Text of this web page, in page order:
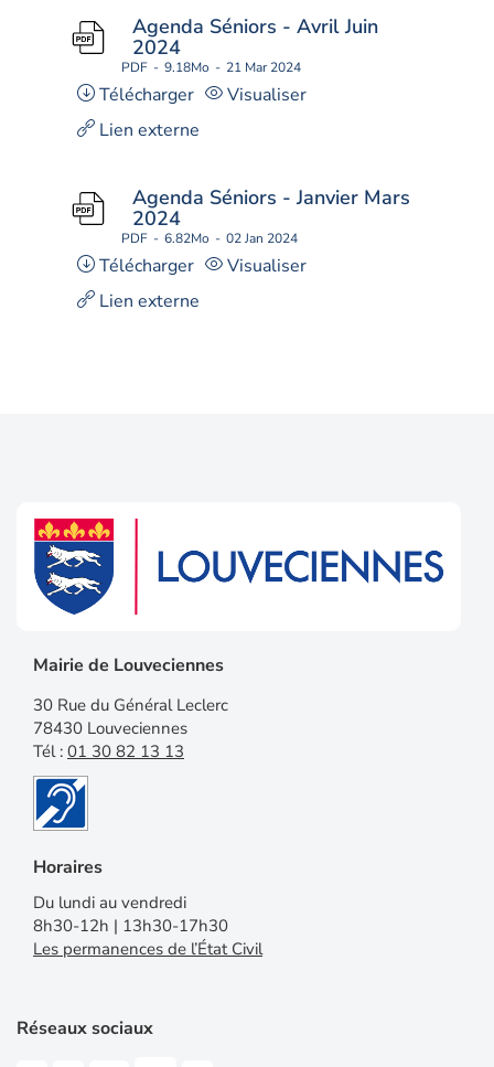
Agenda Séniors - Avril Juin
2024
PDF 9.18Mo 21 Mar 2024
Télécharger
Visualiser
Lien externe
Agenda Séniors - Janvier Mars
2024
PDF 6.82Mo 02 Jan 2024
Télécharger
Visualiser
Lien externe
Mairie de Louveciennes
30 Rue du Général Leclerc
78430 Louveciennes
Tél : 01 30 82 13 13
Horaires
Du lundi au vendredi
8h30-12h | 13h30-17h30
Les permanences de l’État Civil
Réseaux sociaux